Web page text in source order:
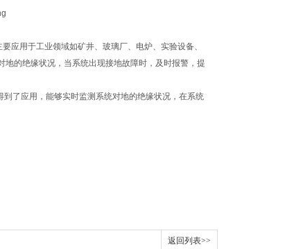
应用于工业领域如矿井、玻璃厂、电炉、实验设备、
的绝缘状况，当系统出现接地故障时，及时报警，提
了应用，能够实时监测系统对地的绝缘状况，在系统
返回列表>>